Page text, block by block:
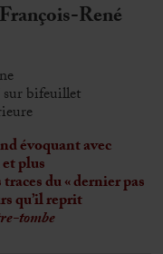
René
bifeuillet
évoquant avec
plus
du « dernier pas
qu’il reprit
tombe